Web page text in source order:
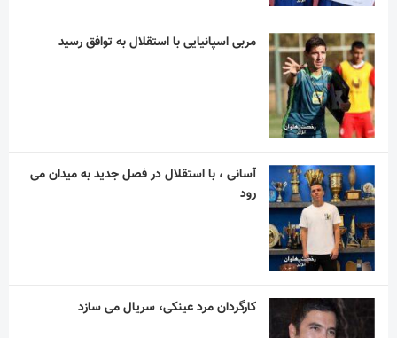
مربی اسپانیایی با استقلال به توافق رسید
آسانی ، با استقلال در فصل جدید به میدان می
رود
کارگردان مرد عینکی، سریال می سازد